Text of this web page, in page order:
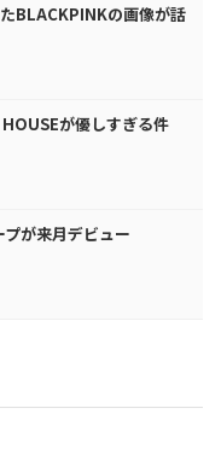
BLACKPINKの画像が話
が優しすぎる件
が来月デビュー